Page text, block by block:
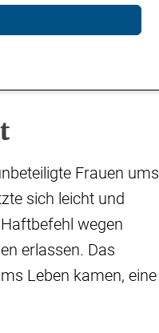
Frauen ums
sich leicht und
wegen
erlassen. Das
Leben kamen, eine